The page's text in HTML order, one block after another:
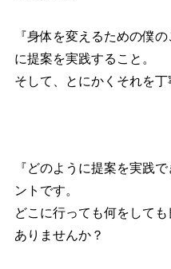
『身体を変えるための僕
に提案を実践すること。
そして、とにかくそれを
『どのように提案を実践
ントです。
どこに行っても何をして
ありませんか？